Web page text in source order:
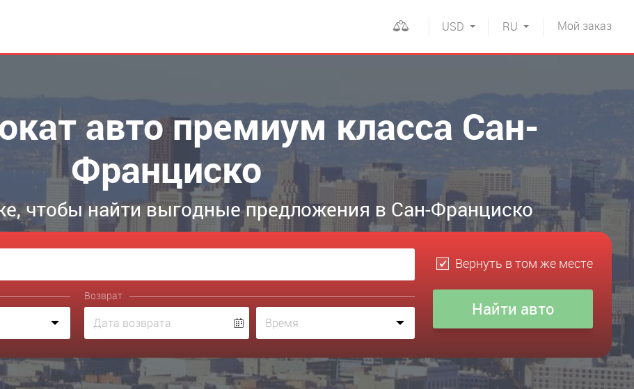
Мой заказ
RU
USD
авто премиум класса Сан-
Франциско
чтобы найти выгодные предложения в Сан-Франциско
Вернуть в том же месте
Возврат